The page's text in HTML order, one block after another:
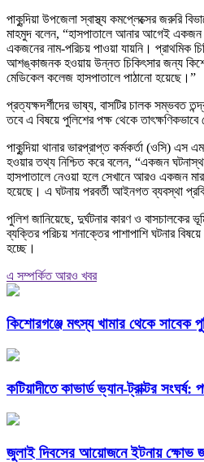
পাকুন্দিয়া উপজেলা স্বাস্থ্য কমপ্লেক্সের জরুরি
মাহমুদ বলেন, “হাসপাতালে আনার আগেই
একজনের নাম-পরিচয় পাওয়া যায়নি। প্রাথমিক
আশঙ্কাজনক হওয়ায় উন্নত চিকিৎসার জন্য
মেডিকেল কলেজ হাসপাতালে পাঠানো হয়েছে।”
প্রত্যক্ষদর্শীদের ভাষ্য, বাসটির চালক সম্ভবত
তবে এ বিষয়ে পুলিশের পক্ষ থেকে
পাকুন্দিয়া থানার ভারপ্রাপ্ত কর্মকর্তা (ওসি) এস
হওয়ার তথ্য নিশ্চিত করে বলেন, “একজন
হাসপাতালে নেওয়া হলে সেখানে আরও একজন
হয়েছে। এ ঘটনায় পরবর্তী আইনগত ব্যবস্থা
পুলিশ জানিয়েছে, দুর্ঘটনার কারণ ও বাসচালকের
ব্যক্তির পরিচয় শনাক্তের পাশাপাশি ঘটনার
হচ্ছে।
এ সম্পর্কিত আরও খবর
কিশোরগঞ্জে মৎস্য খামার থেকে সাবেক
কটিয়াদীতে কাভার্ড ভ্যান-ট্রাক্টর
জুলাই দিবসের আয়োজনে ইটনায় ক্ষোভ